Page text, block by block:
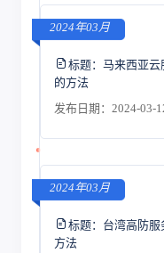
2024年03月
标题： 马来西亚云
的方法
发布日期：2024-03-
2024年03月
标题： 台湾高防
方法